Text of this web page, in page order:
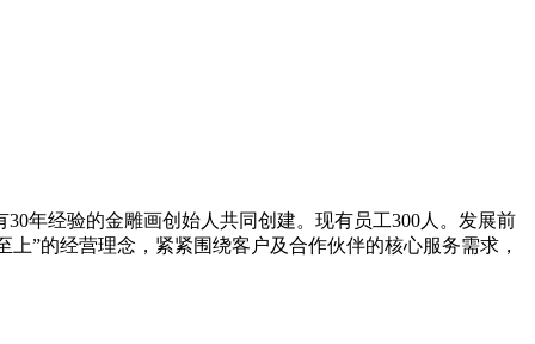
年经验的金雕画创始人共同创建。现有员工300人。发展前
”的经营理念，紧紧围绕客户及合作伙伴的核心服务需求，